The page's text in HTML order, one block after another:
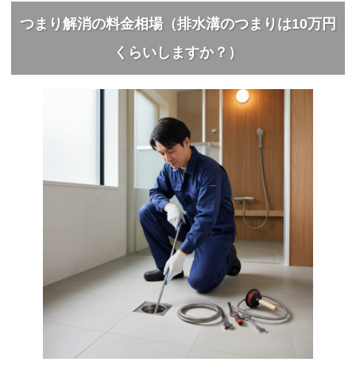
つまり解消の料金相場（排水溝のつまりは10万円
くらいしますか？）